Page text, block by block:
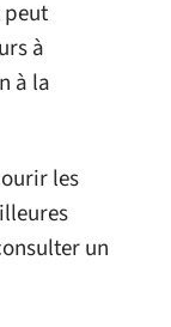
peut
à
à la
les
un